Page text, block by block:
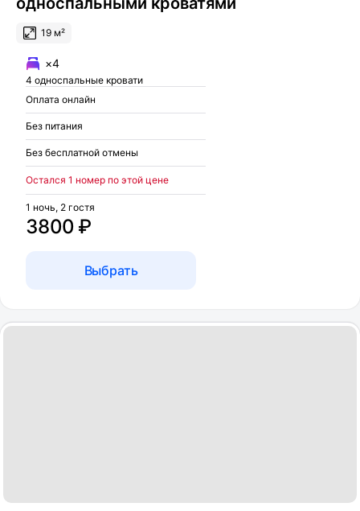
19 м²
×4
4 односпальные кровати
Оплата онлайн
Без питания
Без бесплатной отмены
Остался 1 номер по этой цене
3800 ₽
1 ночь, 2 гостя
Выбрать